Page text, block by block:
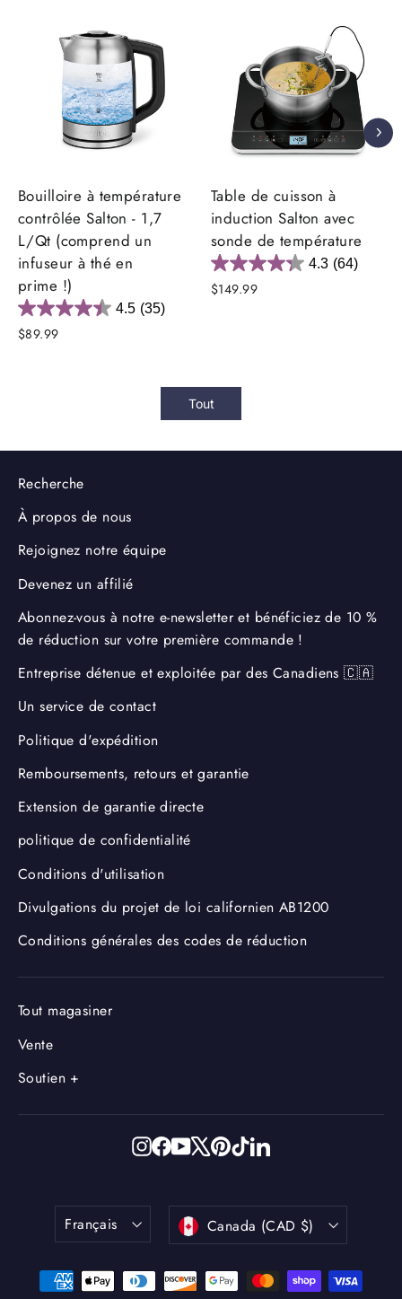
Bouilloire à température
contrôlée Salton - 1,7
L/Qt (comprend un
infuseur à thé en
prime !)
4.5 (35)
$89.99
Table de cuisson à
induction Salton avec
sonde de température
4.3 (64)
$149.99
Tout
Recherche
À propos de nous
Rejoignez notre équipe
Devenez un affilié
Abonnez-vous à notre e-newsletter et bénéficiez de 10 %
de réduction sur votre première commande !
Entreprise détenue et exploitée par des Canadiens 🇨🇦
Un service de contact
Politique d'expédition
Remboursements, retours et garantie
Extension de garantie directe
politique de confidentialité
Conditions d'utilisation
Divulgations du projet de loi californien AB1200
Conditions générales des codes de réduction
Tout magasiner
Vente
Soutien +
Instagram
Facebook
YouTube
X Pinterest
TikTokLinkedIn
Langue
Français Devise
Canada (CAD $)